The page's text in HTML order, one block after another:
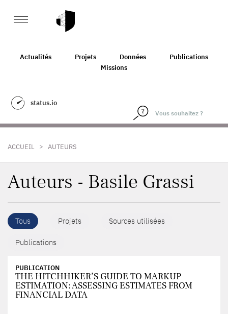
Actualités Projets Données
Publications
Missions
status.io
ACCUEIL > AUTEURS
Auteurs - Basile Grassi
Tous Projets Sources utilisées
Publications
PUBLICATION
THE HITCHHIKER’S GUIDE TO MARKUP
ESTIMATION: ASSESSING ESTIMATES FROM
FINANCIAL DATA